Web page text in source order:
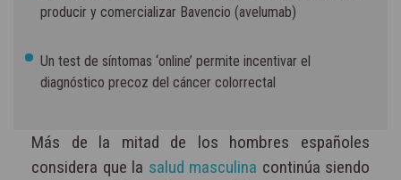
producir y comercializar Bavencio (avelumab)
Un test de síntomas ‘online’ permite incentivar el
diagnóstico precoz del cáncer colorrectal
Más de la mitad de los hombres españoles
considera que la salud masculina continúa siendo